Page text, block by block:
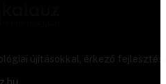
újításokkal, érkező